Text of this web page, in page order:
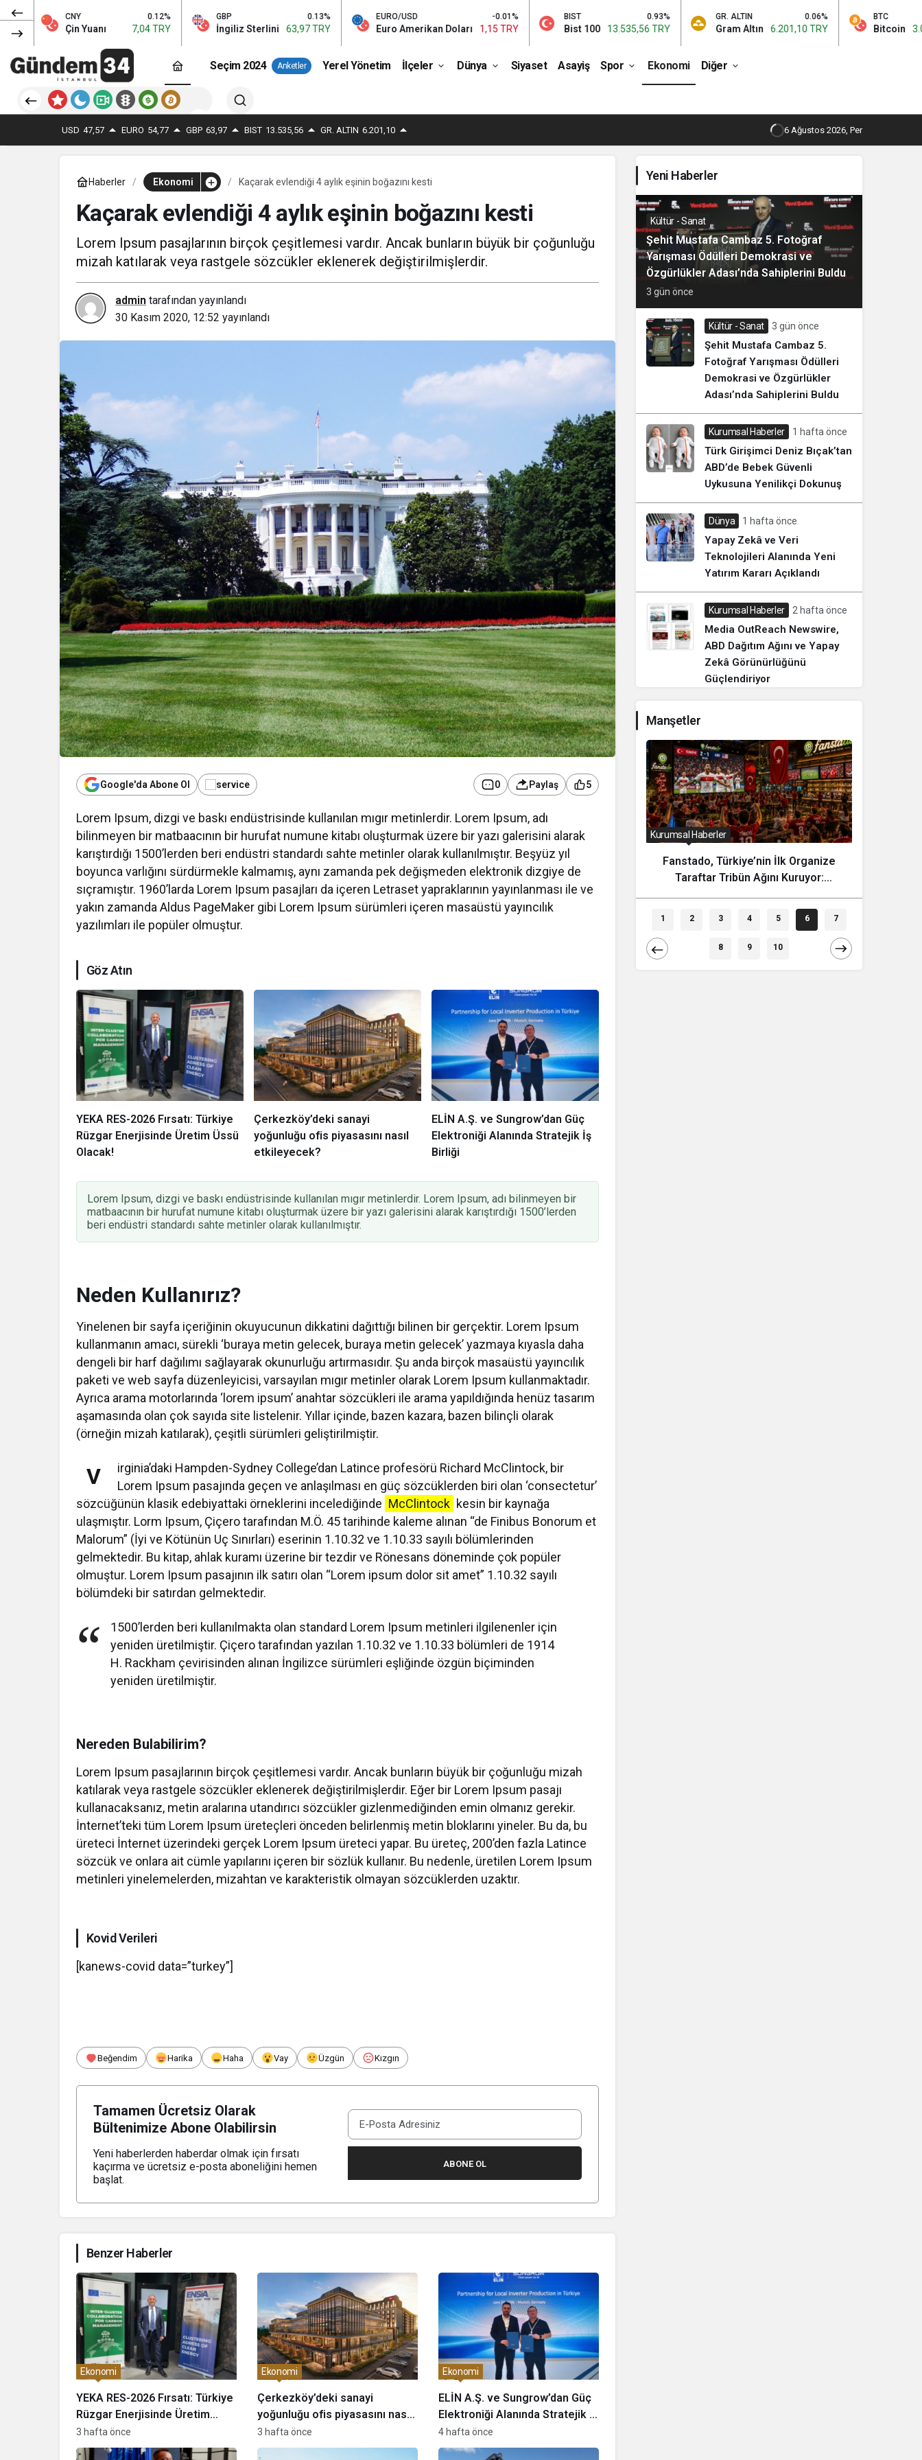
0.12%
Yuanı 7,04 TRY
GBP
İngiliz Sterlini 63,97 TRY
EURO/USD
Euro Amerikan Doları 1,15 TRY
BIST 0.93%
Bist 100 13.535,56 TRY
GR. ALTIN 0.06%
Gram Altın 6.201,10 TRY
BTC
Bitcoin 3.069.670,00 TRY
Seçim 2024 Anketler Yerel Yönetim İlçeler Dünya Siyaset Asayiş Spor Ekonomi Diğer
USD 47,57 EURO 54,77 GBP 63,97 BIST 13.535,56 GR. ALTIN 6.201,10 6 Ağustos 2026, Per
Haberler Ekonomi Kaçarak evlendiği 4 aylık eşinin boğazını kesti
Kaçarak evlendiği 4 aylık eşinin boğazını kesti
Lorem Ipsum pasajlarının birçok çeşitlemesi vardır. Ancak bunların büyük bir çoğunluğu
mizah katılarak veya rastgele sözcükler eklenerek değiştirilmişlerdir.
admin tarafından yayınlandı
30 Kasım 2020, 12:52 yayınlandı
Google'da Abone Ol 0 Paylaş 5
Lorem Ipsum, dizgi ve baskı endüstrisinde kullanılan mıgır metinlerdir. Lorem Ipsum, adı
bilinmeyen bir matbaacının bir hurufat numune kitabı oluşturmak üzere bir yazı galerisini alarak
karıştırdığı 1500’lerden beri endüstri standardı sahte metinler olarak kullanılmıştır. Beşyüz yıl
boyunca varlığını sürdürmekle kalmamış, aynı zamanda pek değişmeden elektronik dizgiye de
sıçramıştır. 1960’larda Lorem Ipsum pasajları da içeren Letraset yapraklarının yayınlanması ile ve
yakın zamanda Aldus PageMaker gibi Lorem Ipsum sürümleri içeren masaüstü yayıncılık
yazılımları ile popüler olmuştur.
Göz Atın
YEKA RES-2026 Fırsatı: Türkiye
Rüzgar Enerjisinde Üretim Üssü
Olacak!
Çerkezköy’deki sanayi
yoğunluğu ofis piyasasını nasıl
etkileyecek?
ELİN A.Ş. ve Sungrow’dan Güç
Elektroniği Alanında Stratejik İş
Birliği
Lorem Ipsum, dizgi ve baskı endüstrisinde kullanılan mıgır metinlerdir. Lorem Ipsum, adı bilinmeyen bir
matbaacının bir hurufat numune kitabı oluşturmak üzere bir yazı galerisini alarak karıştırdığı 1500’lerden
beri endüstri standardı sahte metinler olarak kullanılmıştır.
Neden Kullanırız?
Yinelenen bir sayfa içeriğinin okuyucunun dikkatini dağıttığı bilinen bir gerçektir. Lorem Ipsum
kullanmanın amacı, sürekli ‘buraya metin gelecek, buraya metin gelecek’ yazmaya kıyasla daha
dengeli bir harf dağılımı sağlayarak okunurluğu artırmasıdır. Şu anda birçok masaüstü yayıncılık
paketi ve web sayfa düzenleyicisi, varsayılan mıgır metinler olarak Lorem Ipsum kullanmaktadır.
Ayrıca arama motorlarında ‘lorem ipsum’ anahtar sözcükleri ile arama yapıldığında henüz tasarım
aşamasında olan çok sayıda site listelenir. Yıllar içinde, bazen kazara, bazen bilinçli olarak
(örneğin mizah katılarak), çeşitli sürümleri geliştirilmiştir.
V
irginia’daki Hampden-Sydney College’dan Latince profesörü Richard McClintock, bir
Lorem Ipsum pasajında geçen ve anlaşılması en güç sözcüklerden biri olan ‘consectetur’
sözcüğünün klasik edebiyattaki örneklerini incelediğinde McClintock kesin bir kaynağa
ulaşmıştır. Lorm Ipsum, Çiçero tarafından M.Ö. 45 tarihinde kaleme alınan “de Finibus Bonorum et
Malorum” (İyi ve Kötünün Uç Sınırları) eserinin 1.10.32 ve 1.10.33 sayılı bölümlerinden
gelmektedir. Bu kitap, ahlak kuramı üzerine bir tezdir ve Rönesans döneminde çok popüler
olmuştur. Lorem Ipsum pasajının ilk satırı olan “Lorem ipsum dolor sit amet” 1.10.32 sayılı
bölümdeki bir satırdan gelmektedir.
1500’lerden beri kullanılmakta olan standard Lorem Ipsum metinleri ilgilenenler için
yeniden üretilmiştir. Çiçero tarafından yazılan 1.10.32 ve 1.10.33 bölümleri de 1914
H. Rackham çevirisinden alınan İngilizce sürümleri eşliğinde özgün biçiminden
yeniden üretilmiştir.
Nereden Bulabilirim?
Lorem Ipsum pasajlarının birçok çeşitlemesi vardır. Ancak bunların büyük bir çoğunluğu mizah
katılarak veya rastgele sözcükler eklenerek değiştirilmişlerdir. Eğer bir Lorem Ipsum pasajı
kullanacaksanız, metin aralarına utandırıcı sözcükler gizlenmediğinden emin olmanız gerekir.
İnternet’teki tüm Lorem Ipsum üreteçleri önceden belirlenmiş metin bloklarını yineler. Bu da, bu
üreteci İnternet üzerindeki gerçek Lorem Ipsum üreteci yapar. Bu üreteç, 200’den fazla Latince
sözcük ve onlara ait cümle yapılarını içeren bir sözlük kullanır. Bu nedenle, üretilen Lorem Ipsum
metinleri yinelemelerden, mizahtan ve karakteristik olmayan sözcüklerden uzaktır.
Kovid Verileri
[kanews-covid data=”turkey”]
Beğendim Harika Haha Vay Üzgün Kızgın
Tamamen Ücretsiz Olarak
Bültenimize Abone Olabilirsin
Yeni haberlerden haberdar olmak için fırsatı
kaçırma ve ücretsiz e-posta aboneliğini hemen
başlat.
ABONE OL
Benzer Haberler
YEKA RES-2026 Fırsatı: Türkiye
Rüzgar Enerjisinde Üretim
Üssü Olacak!
Ekonomi
3 hafta önce
Çerkezköy’deki sanayi
yoğunluğu ofis piyasasını nasıl
etkileyecek?
Ekonomi
3 hafta önce
ELİN A.Ş. ve Sungrow’dan Güç
Elektroniği Alanında Stratejik İş
Birliği
Ekonomi
4 hafta önce
Yeni Haberler
Kültür - Sanat
Şehit Mustafa Cambaz 5. Fotoğraf
Yarışması Ödülleri Demokrasi ve
Özgürlükler Adası’nda Sahiplerini Buldu
3 gün önce
Kültür - Sanat 3 gün önce
Şehit Mustafa Cambaz 5.
Fotoğraf Yarışması Ödülleri
Demokrasi ve Özgürlükler
Adası’nda Sahiplerini Buldu
Kurumsal Haberler 1 hafta önce
Türk Girişimci Deniz Bıçak’tan
ABD’de Bebek Güvenli
Uykusuna Yenilikçi Dokunuş
Dünya 1 hafta önce
Yapay Zekâ ve Veri
Teknolojileri Alanında Yeni
Yatırım Kararı Açıklandı
Kurumsal Haberler 2 hafta önce
Media OutReach Newswire,
ABD Dağıtım Ağını ve Yapay
Zekâ Görünürlüğünü
Güçlendiriyor
Manşetler
Girişimci Deniz Bıçak’tan
Bebek Güvenli Uykusuna
Yenilikçi Dokunuş
Dünya
Yapay Zekâ ve Veri Teknolojileri
Alanında Yeni Yatırım Kararı
Açıklandı
Kurumsal Haberler
Media OutReach Newswire, ABD
Dağıtım Ağını ve Yapay Zekâ
Görünürlüğünü Güçlendiriyor
Kurumsal Haberler
Fanstado, Türkiye’nin İlk Organize
Taraftar Tribün Ağını Kuruyor:
1 2 3 4 5 6 7
8 9 10